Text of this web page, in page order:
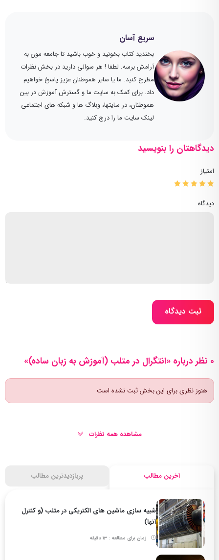
آخرین مطالب پربازدیدترین مطالب
شبیه سازی ماشین های الکتریکی در متلب (و کنترل
آنها)
زمان برای مطالعه : 13 دقیقه
سریع آسان
بخندید کتاب بخونید و خوب باشید تا جامعه مون به
آرامش برسه. لطفا ! هر سوالی دارید در بخش نظرات
مطرح کنید. ما یا سایر هموطنان عزیز پاسخ خواهیم
داد. برای کمک به سایت ما و گسترش آموزش در بین
هموطنان، در سایتها، وبلاگ ها و شبکه های اجتماعی
لینک سایت ما را درج کنید.
دیدگاهتان را بنویسید
امتیاز
دیدگاه
ثبت دیدگاه
0 نظر درباره «انتگرال در متلب (آموزش به زبان ساده)»
هنوز نظری برای این بخش ثبت نشده است
مشاهده همه نظرات